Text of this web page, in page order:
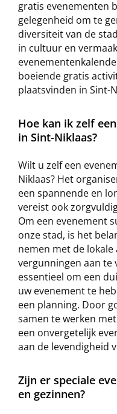
gratis evenementen
gelegenheid om te
diversiteit van de
in cultuur en
boeiende gratis
plaatsvinden in Sint-
Hoe kan ik zelf
in Sint-Niklaas?
Wilt u zelf een
Niklaas? Het
een spannende en
vereist ook
Om een evenement
onze stad, is het
nemen met de
vergunningen aan te
essentieel om een
uw evenement te
een planning. Door
samen te werken
een onvergetelijk
aan de levendigheid
Zijn er speciale
en gezinnen?